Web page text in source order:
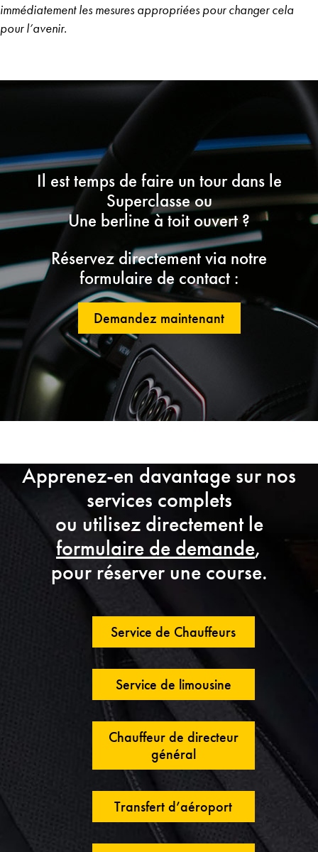
immédiatement les mesures appropriées pour changer cela
pour l’avenir.
Il est temps de faire un tour dans le
Superclasse ou
Une berline à toit ouvert ?
Réservez directement via notre
formulaire de contact :
Demandez maintenant
Apprenez-en davantage sur nos
services complets
ou utilisez directement le
formulaire de demande,
pour réserver une course.
Service de Chauffeurs
Service de limousine
Chauffeur de directeur
général
Transfert d’aéroport